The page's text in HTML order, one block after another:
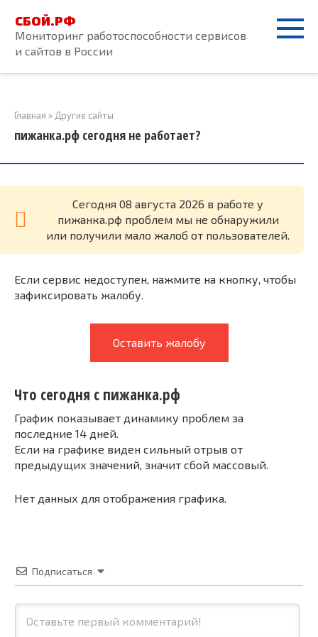
контенту
СБОЙ.РФ
Мониторинг работоспособности сервисов
и сайтов в России
Главная » Другие сайты
пижанка.рф сегодня не работает?
Cегодня 08 августа 2026 в работе у
пижанка.рф проблем мы не обнаружили
или получили мало жалоб от пользователей.
Если сервис недоступен, нажмите на кнопку, чтобы
зафиксировать жалобу.
Оставить жалобу
Что сегодня с пижанка.рф
График показывает динамику проблем за
последние 14 дней.
Если на графике виден сильный отрыв от
предыдущих значений, значит сбой массовый.
Нет данных для отображения графика.
Подписаться